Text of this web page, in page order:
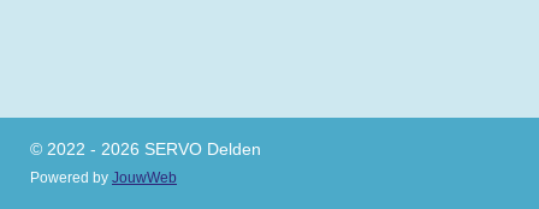
© 2022 - 2026 SERVO Delden
Powered by JouwWeb